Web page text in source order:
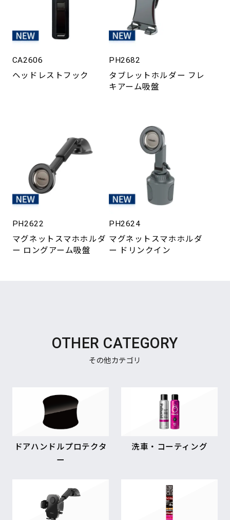
CA2606
ヘッドレストフック
PH2682
タブレットホルダー フレ
キアーム吸盤
PH2622
マグネットスマホホルダ
ー ロングアーム吸盤
PH2624
マグネットスマホホルダ
ー ドリンクイン
OTHER CATEGORY
その他カテゴリ
ドアハンドルプロテクタ
ー
洗車・コーティング